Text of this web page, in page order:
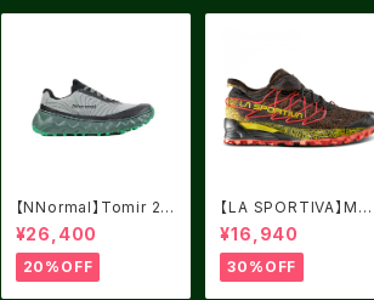
【NNormal】Tomir 2.0
Green USM8.0/UK7.
5
¥26,400
20%OFF
【LA SPORTIVA】MUT
AN BLACK/YELLOW
サイズ：41
¥16,940
30%OFF